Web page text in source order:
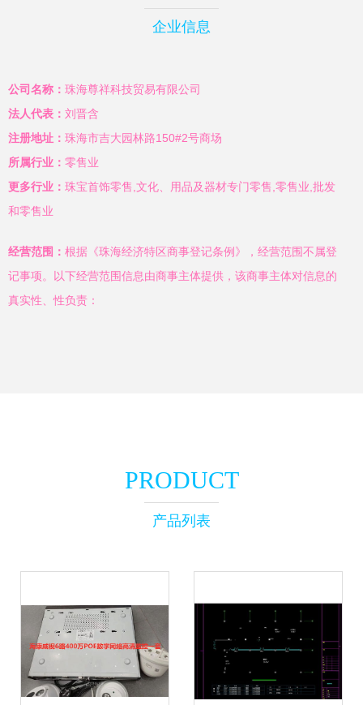
企业信息
公司名称： 珠海尊祥科技贸易有限公司
法人代表： 刘晋含
注册地址： 珠海市吉大园林路150#2号商场
所属行业： 零售业
更多行业： 珠宝首饰零售,文化、用品及器材专门零售,零售业,批发
和零售业
经营范围： 根据《珠海经济特区商事登记条例》，经营范围不属登
记事项。以下经营范围信息由商事主体提供，该商事主体对信息的
真实性、性负责：
PRODUCT
产品列表